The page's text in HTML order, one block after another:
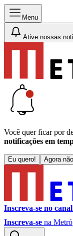
Menu
Ative nossas
Você quer ficar por
notificações em
Eu quero! Agora não
Inscreva-se no canal
Inscreva-se na